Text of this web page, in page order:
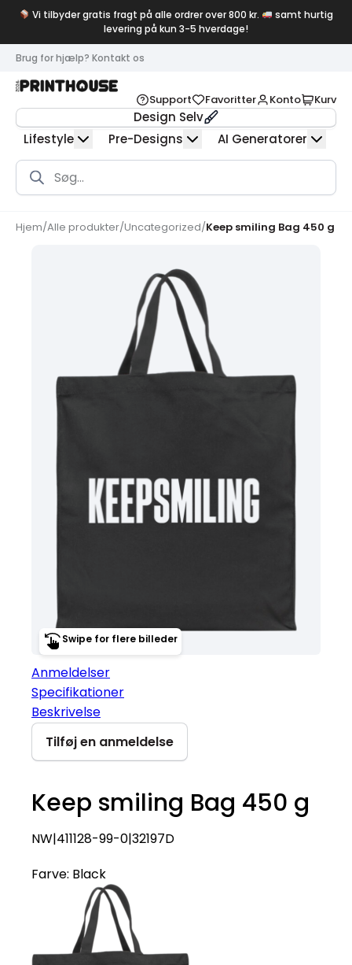
Vi tilbyder gratis fragt på alle ordrer over 800 kr.
samt hurtig
levering på kun 3-5 hverdage!
Brug for hjælp? Kontakt os
Support Favoritter Konto Kurv
Design Selv
Lifestyle
Pre-Designs AI Generatorer
Products
search
Hjem/Alle produkter/Uncategorized/Keep smiling Bag 450 g
Swipe for flere billeder
Anmeldelser
Specifikationer
Beskrivelse
Tilføj en anmeldelse
Keep smiling Bag 450 g
NW|411128-99-0|32197D
Farve: Black